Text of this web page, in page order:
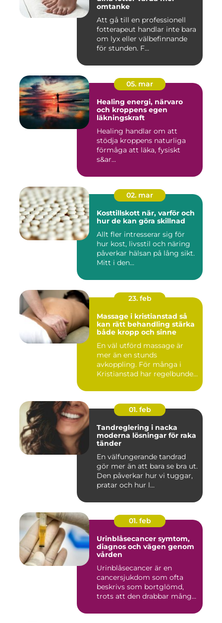
omtanke
Att gå till en professionell
fotterapeut handlar inte bara
om lyx eller välbefinnande
för stunden. F...
05. mar
Healing energi, närvaro
och kroppens egen
läkningskraft
Healing handlar om att
stödja kroppens naturliga
förmåga att läka, fysiskt
s&ar...
02. mar
Kosttillskott när, varför och
hur de kan göra skillnad
Allt fler intresserar sig för
hur kost, livsstil och näring
påverkar hälsan på lång sikt.
Mitt i den...
23. feb
Massage i kristianstad så
kan rätt behandling stärka
både kropp och sinne
En väl utförd massage är
mer än en stunds
avkoppling. För många i
Kristianstad har regelbunden
01. feb
Tandreglering i nacka
moderna lösningar för raka
tänder
En välfungerande tandrad
gör mer än att bara se bra ut.
Den påverkar hur vi tuggar,
pratar och hur l...
01. feb
Urinblåsecancer symtom,
diagnos och vägen genom
vården
Urinblåsecancer är en
cancersjukdom som ofta
beskrivs som bortglömd,
trots att den drabbar många